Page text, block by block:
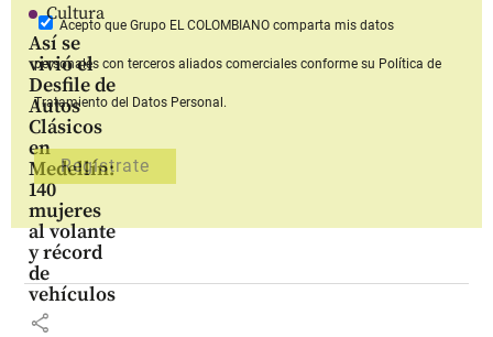
Cultura
Así se
vivió el
Desfile de
Autos
Clásicos
en
Medellín:
140
mujeres
al volante
y récord
de
vehículos
share
Acepto que Grupo EL COLOMBIANOcomparta mis datos
personales con terceros aliados comerciales conforme su Política de
Tratamiento del Datos Personal.